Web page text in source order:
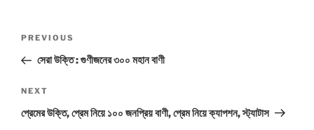
Previous
Post
PREVIOUS
সেরা উক্তি : গুণীজনের ৩০০ মহান বাণী
Next
Post
NEXT
প্রেমের উক্তি, প্রেম নিয়ে ১০০ জনপ্রিয় বাণী, প্রেম নিয়ে ক্যাপশন, স্ট্যাটাস